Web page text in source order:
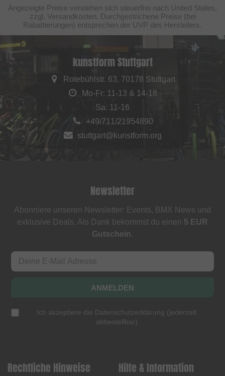
Angezeigte Preise verstehen sich steuerfrei nach United States,
zzgl. Versandkosten. Durchgestrichene Preise (bei
Rabattierungen) entsprechen der UVP des Herstellers.
kunstform Stuttgart
Rotebühlstr. 63, 70178 Stuttgart
Mo-Fr: 11-13 & 14-18
Sa: 11-16
+49/711/21954890
stuttgart@kunstform.org
Newsletter
Abonniere unseren Newsletter: Events, BMX News und
exklusive Deals. Als Dank bekommst du einen 5 EUR
Gutschein.
ANMELDEN
Ich akzeptiere die Datenschutzerklärung (jederzeit
abbestellbar)
Rechtliche Hinweise Hilfe & Information